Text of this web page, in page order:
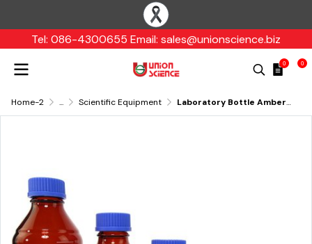
Tel: 086-4300655 Email: sales@unionscience.biz
0 0
Home-2 ... Scientific Equipment Laboratory Bottle Amber,Duran